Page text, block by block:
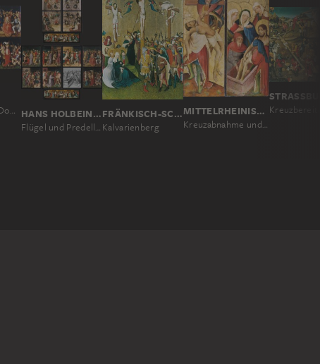
Flügel des Frankfurter Dominikaneraltars, Innenseite (Passion Christi; Auferstehung) HANS HOLBEIN D. Ä.
Flügel und Predella des Frankfurter Dominikaneraltars
FRÄNKISCH-SCHWÄBISCHER MEISTER UM 1440/50
Kalvarienberg
MITTELRHEINISCHER MEISTER UM 1420
Kreuzabnahme und Grablegung Christi